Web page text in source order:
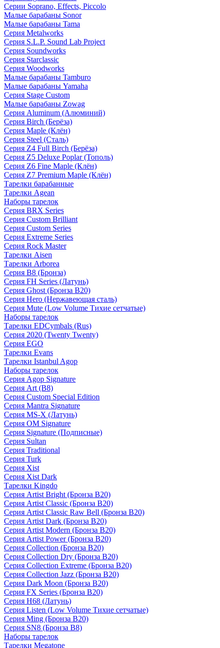
Серии Soprano, Effects, Piccolo
Малые барабаны Sonor
Малые барабаны Tama
Серия Metalworks
Серия S.L.P. Sound Lab Project
Серия Soundworks
Серия Starclassic
Серия Woodworks
Малые барабаны Tamburo
Малые барабаны Yamaha
Серия Stage Custom
Малые барабаны Zowag
Серия Aluminum (Алюминий)
Серия Birch (Берёза)
Серия Maple (Клён)
Серия Steel (Сталь)
Серия Z4 Full Birch (Берёза)
Серия Z5 Deluxe Poplar (Тополь)
Серия Z6 Fine Maple (Клён)
Серия Z7 Premium Maple (Клён)
Тарелки барабанные
Тарелки Agean
Наборы тарелок
Серия BRX Series
Серия Custom Brilliant
Серия Custom Series
Серия Extreme Series
Серия Rock Master
Тарелки Aisen
Тарелки Arborea
Серия B8 (Бронза)
Серия FH Series (Латунь)
Серия Ghost (Бронза B20)
Серия Hero (Нержавеющая сталь)
Серия Mute (Low Volume Тихие сетчатые)
Наборы тарелок
Тарелки EDCymbals (Rus)
Серия 2020 (Twenty Twenty)
Серия EGO
Тарелки Evans
Тарелки Istanbul Agop
Наборы тарелок
Серия Agop Signature
Серия Art (B8)
Серия Custom Special Edition
Серия Mantra Signature
Серия MS-X (Латунь)
Серия OM Signature
Серия Signature (Подписные)
Серия Sultan
Серия Traditional
Серия Turk
Серия Xist
Серия Xist Dark
Тарелки Kingdo
Серия Artist Bright (Бронза B20)
Серия Artist Classic (Бронза B20)
Серия Artist Classic Raw Bell (Бронза B20)
Серия Artist Dark (Бронза B20)
Серия Artist Modern (Бронза B20)
Серия Artist Power (Бронза B20)
Серия Collection (Бронза B20)
Серия Collection Dry (Бронза B20)
Серия Collection Extreme (Бронза B20)
Серия Collection Jazz (Бронза B20)
Серия Dark Moon (Бронза B20)
Серия FX Series (Бронза B20)
Серия H68 (Латунь)
Серия Listen (Low Volume Тихие сетчатые)
Серия Ming (Бронза B20)
Серия SN8 (Бронза B8)
Наборы тарелок
Тарелки Megatone